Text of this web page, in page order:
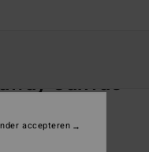
Canvas
accepteren